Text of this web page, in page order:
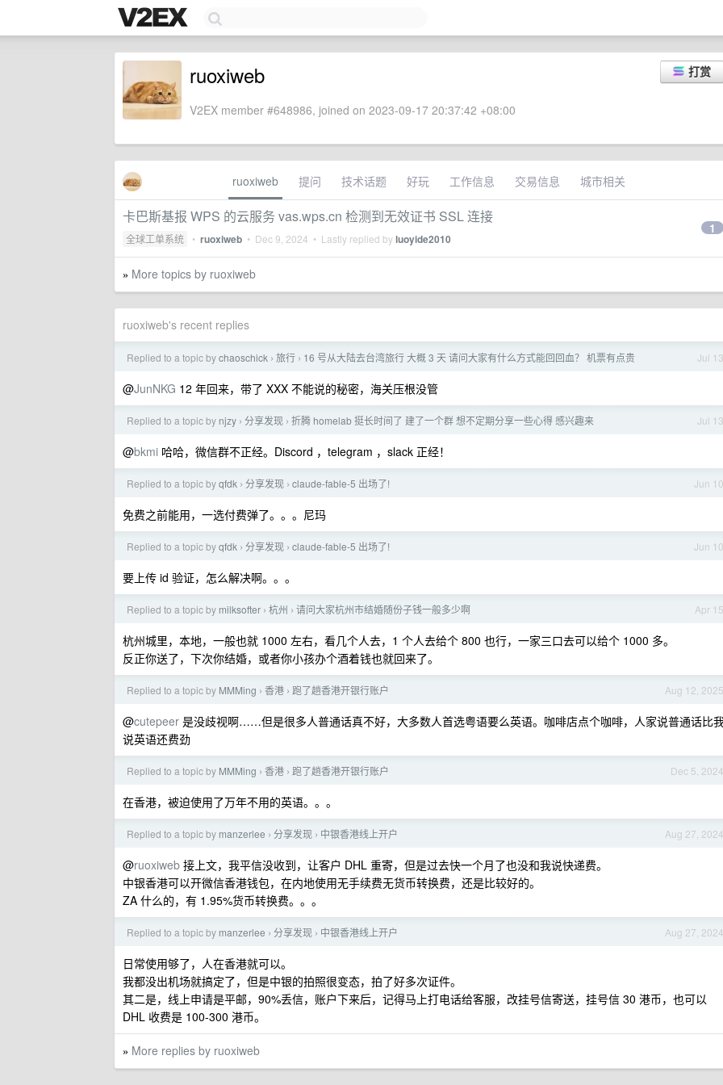
打赏
ruoxiweb
V2EX member #648986, joined on 2023-09-17 20:37:42 +08:00
ruoxiweb 提问 技术话题 好玩 工作信息 交易信息 城市相关
卡巴斯基报 WPS 的云服务 vas.wps.cn 检测到无效证书 SSL 连接
全球工单系统 • ruoxiweb • Dec 9, 2024 • Lastly replied byluoyide2010
1
» More topics by ruoxiweb
ruoxiweb's recent replies
Jul 13
Replied to a topic bychaoschick › 旅行 › 16 号从大陆去台湾旅行 大概 3 天 请问大家有什么方式能回回血？ 机票有点贵
@JunNKG 12 年回来，带了 XXX 不能说的秘密，海关压根没管
Jul 13
Replied to a topic by njzy › 分享发现 › 折腾 homelab 挺长时间了 建了一个群 想不定期分享一些心得 感兴趣来
@bkmi 哈哈，微信群不正经。Discord ，telegram ，slack 正经！
Jun 10
Replied to a topic byqfdk › 分享发现 › claude-fable-5 出场了!
免费之前能用，一选付费弹了。。。尼玛
Jun 10
Replied to a topic byqfdk › 分享发现 › claude-fable-5 出场了!
要上传 id 验证，怎么解决啊。。。
Apr 15
Replied to a topic by milksofter › 杭州 › 请问大家杭州市结婚随份子钱一般多少啊
杭州城里，本地，一般也就 1000 左右，看几个人去，1 个人去给个 800 也行，一家三口去可以给个 1000 多。
反正你送了，下次你结婚，或者你小孩办个酒着钱也就回来了。
Aug 12, 2025
Replied to a topic by MMMing › 香港 › 跑了趟香港开银行账户
@cutepeer 是没歧视啊……但是很多人普通话真不好，大多数人首选粤语要么英语。咖啡店点个咖啡，人家说普通话比
说英语还费劲
Dec 5, 2024
Replied to a topic by MMMing › 香港 › 跑了趟香港开银行账户
在香港，被迫使用了万年不用的英语。。。
Aug 27, 2024
Replied to a topic by manzerlee › 分享发现 › 中银香港线上开户
@ruoxiweb 接上文，我平信没收到，让客户 DHL 重寄，但是过去快一个月了也没和我说快递费。
中银香港可以开微信香港钱包，在内地使用无手续费无货币转换费，还是比较好的。
ZA 什么的，有 1.95%货币转换费。。。
Aug 27, 2024
Replied to a topic by manzerlee › 分享发现 › 中银香港线上开户
日常使用够了，人在香港就可以。
我都没出机场就搞定了，但是中银的拍照很变态，拍了好多次证件。
其二是，线上申请是平邮，90%丢信，账户下来后，记得马上打电话给客服，改挂号信寄送，挂号信 30 港币，也可以
DHL 收费是 100-300 港币。
» More replies by ruoxiweb